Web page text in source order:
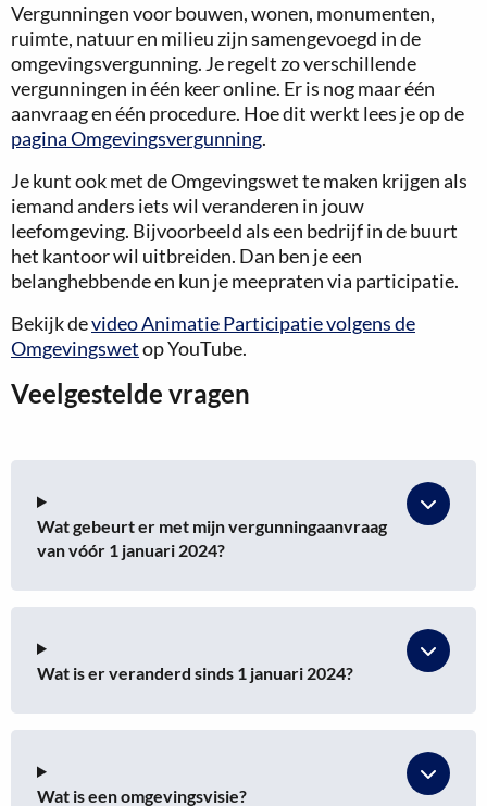
Vergunningen voor bouwen, wonen, monumenten,
ruimte, natuur en milieu zijn samengevoegd in de
omgevingsvergunning. Je regelt zo verschillende
vergunningen in één keer online. Er is nog maar één
aanvraag en één procedure. Hoe dit werkt lees je op de
pagina Omgevingsvergunning.
Je kunt ook met de Omgevingswet te maken krijgen als
iemand anders iets wil veranderen in jouw
leefomgeving. Bijvoorbeeld als een bedrijf in de buurt
het kantoor wil uitbreiden. Dan ben je een
belanghebbende en kun je meepraten via participatie.
Bekijk devideo Animatie Participatie volgens de
Omgevingswetop YouTube.
Veelgestelde vragen
Wat gebeurt er met mijn vergunningaanvraag
van vóór 1 januari 2024?
Wat is er veranderd sinds 1 januari 2024?
Wat is een omgevingsvisie?